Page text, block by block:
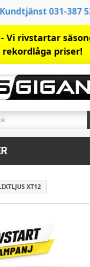
Kundtjänst 031-387
- Vi rivstartar
rekordlåga priser!
XT12